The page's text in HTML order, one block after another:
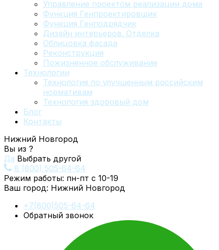
Управление проектом реализации дома
Функция Генпроектировщик
Функция Генподрядчик
Дизайн интерьеров. Отделка
Облицовка фасада
Реконструкция
Пожизненное обслуживание
Технологии
Технология по улучшенным российским
нормативам
Технология здоровый дом
Блог
Контакты
Нижний Новгород
Вы из ?
Да Выбрать другой
8 (800) 505-64-64
Режим работы: пн-пт с 10-19
Ваш город: Нижний Новгород
+7(800)505-64-64
Обратный звонок